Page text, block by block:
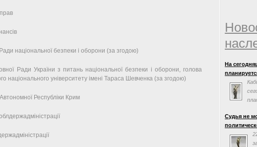
національної безпеки і оборони (за згодою)
Ради України з питань національної безпеки і оборони, голова
національного університету імені Тараса Шевченка (за згодою)
Республіки Крим
На
заседания
Судья не